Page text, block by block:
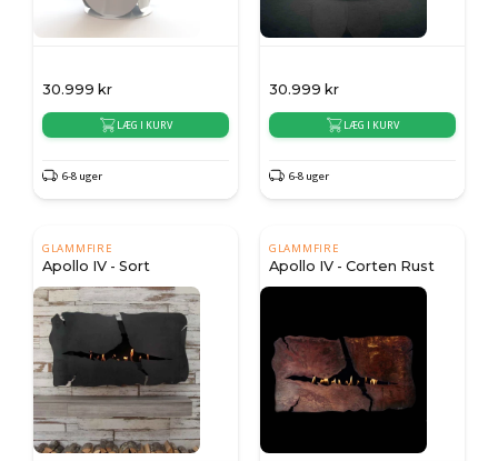
30.999 kr
LÆG I KURV
6-8 uger
30.999 kr
LÆG I KURV
6-8 uger
GLAMMFIRE
Apollo IV - Sort
GLAMMFIRE
Apollo IV - Corten Rust